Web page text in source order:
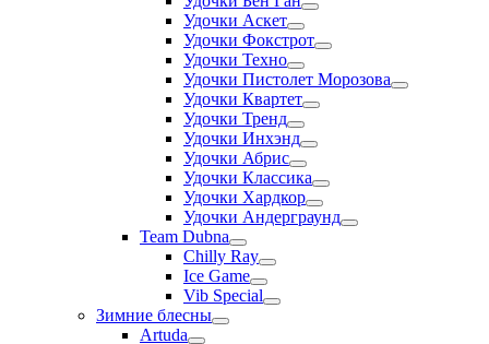
Удочки Аскет
Удочки Фокстрот
Удочки Техно
Удочки Пистолет Морозова
Удочки Квартет
Удочки Тренд
Удочки Инхэнд
Удочки Абрис
Удочки Классика
Удочки Хардкор
Удочки Андерграунд
Team Dubna
Chilly Ray
Ice Game
Vib Special
Зимние блесны
Artuda